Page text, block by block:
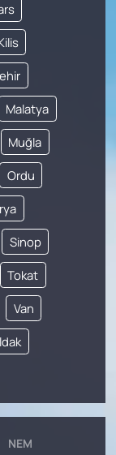
Malatya
Muğla
Ordu
Sinop
Tokat
Van
NEM